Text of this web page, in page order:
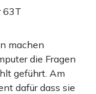
63T
machen
die Fragen
geführt. Am
dafür dass sie